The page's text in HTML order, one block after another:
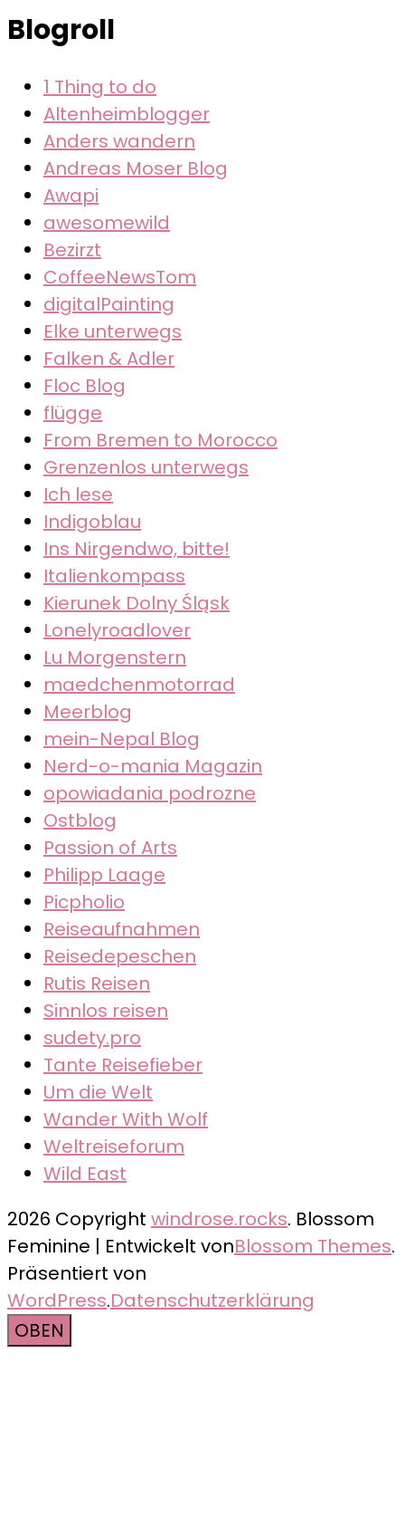
der
Blogroll
1 Thing to do
Altenheimblogger
Anders wandern
Andreas Moser Blog
Awapi
awesomewild
Bezirzt
CoffeeNewsTom
digitalPainting
Elke unterwegs
Falken & Adler
Floc Blog
flügge
From Bremen to Morocco
Grenzenlos unterwegs
Ich lese
Indigoblau
Ins Nirgendwo, bitte!
Italienkompass
Kierunek Dolny Śląsk
Lonelyroadlover
Lu Morgenstern
maedchenmotorrad
Meerblog
mein-Nepal Blog
Nerd-o-mania Magazin
opowiadania podrozne
Ostblog
Passion of Arts
Philipp Laage
Picpholio
Reiseaufnahmen
Reisedepeschen
Rutis Reisen
Sinnlos reisen
sudety.pro
Tante Reisefieber
Um die Welt
Wander With Wolf
Weltreiseforum
Wild East
2026 Copyright windrose.rocks. Blossom
Feminine | Entwickelt vonBlossom Themes.
Präsentiert von
WordPress.Datenschutzerklärung
OBEN